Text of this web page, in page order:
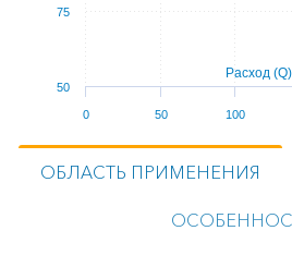
Расход
0 50 100
50
75
ОБЛАСТЬ ПРИМЕНЕНИЯ